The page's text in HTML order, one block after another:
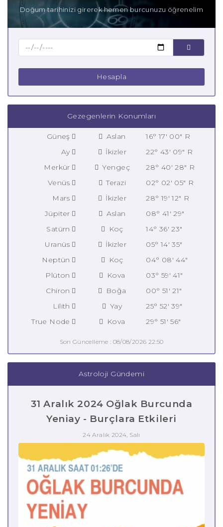
Doğum tarihinizi girerek hemen burcunuzu öğrenelim
Hesapla
Gezegenlerin Konumları
Güneş Aslan
16° 17' 00" R
Ay
İkizler
22° 43' 09" R
Merkür
Yengeç
28° 40' 28" R
Venüs
Terazi
02° 02' 05" R
Mars
İkizler
28° 19' 12" R
Jüpiter
Aslan
08° 41' 29"
Satürn
Koç
14° 36' 23"
Uranüs
İkizler
05° 14' 35"
Neptün
Koç
04° 08' 44"
Plüton
Kova
03° 59' 41"
Chiron
Boğa
00° 51' 21"
Lilith
Yay
25° 52' 39"
True Node
Kova 29° 51' 56"
Son Güncelleme : 08/08/2026 22:50
Astroloji Gündemi
31 Aralık 2024 Oğlak Burcunda
Yeniay - Burçlara Etkileri
24 Aralık 2024, Salı